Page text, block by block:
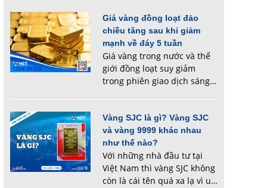
Giá vàng đồng loạt đảo
chiều tăng sau khi giảm
mạnh về đáy 5 tuần
Giá vàng trong nước và thế
giới đồng loạt suy giảm
trong phiên giao dịch sáng
sau đó lại đảo chiều tăng
mạnh. Nguyên nhân chủ
yếu đến từ hoạt động chố...
Vàng SJC là gì? Vàng SJC
và vàng 9999 khác nhau
như thế nào?
Với những nhà đầu tư tại
Việt Nam thì vàng SJC không
còn là cái tên quá xa lạ vì uy